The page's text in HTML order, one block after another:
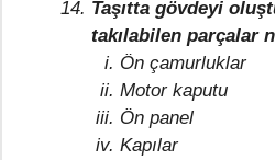
Taşıtta gövdeyi
takılabilen parçalar
Ön çamurluklar
Motor kaputu
Ön panel
Kapılar